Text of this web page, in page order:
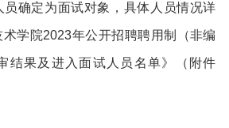
确定为面试对象，具体人员情况详
术学院2023年公开招聘聘用制（非编
结果及进入面试人员名单》（附件